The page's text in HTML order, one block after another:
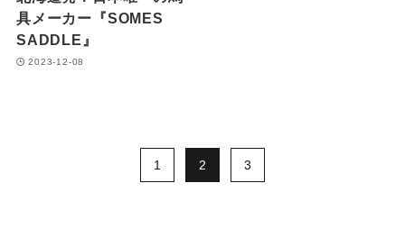
具メーカー『SOMES
SADDLE』
2023-12-08
1 2 3